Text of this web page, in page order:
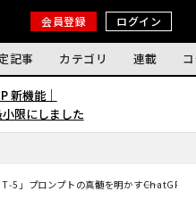
会員登録 ログイン
記事 カテゴリ 連載
新機能｜
限にしました
」プロンプトの真髄を明かす